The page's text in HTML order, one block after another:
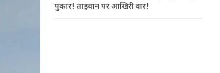
पुकार! ताइवान पर आखिरी वार!